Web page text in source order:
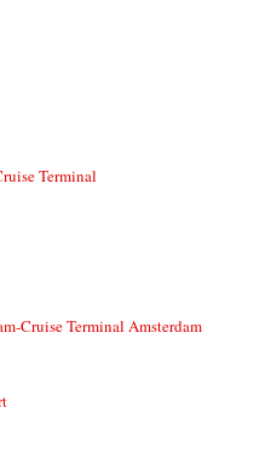
Terminal
Cruise Terminal Amsterdam